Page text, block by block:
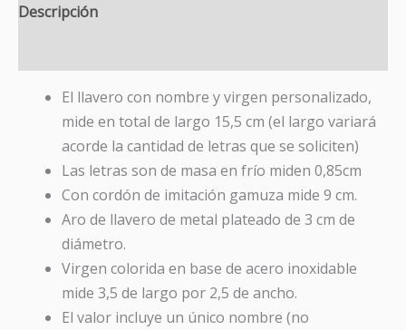
Descripción
El llavero con nombre y virgen personalizado,
mide en total de largo 15,5 cm (el largo variará
acorde la cantidad de letras que se soliciten)
Las letras son de masa en frío miden 0,85cm
Con cordón de imitación gamuza mide 9 cm.
Aro de llavero de metal plateado de 3 cm de
diámetro.
Virgen colorida en base de acero inoxidable
mide 3,5 de largo por 2,5 de ancho.
El valor incluye un único nombre (no